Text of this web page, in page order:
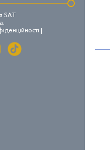
SAT
|